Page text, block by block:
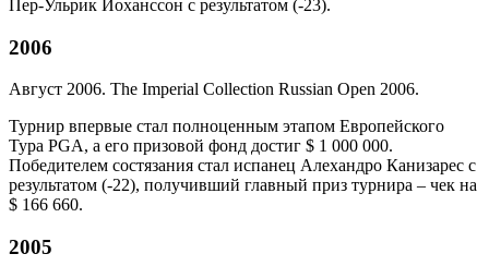
Пер-Ульрик Йоханссон c результатом (-23).
2006
Август 2006. The Imperial Collection Russian Open 2006.
Турнир впервые стал полноценным этапом Европейского
Тура PGA, а его призовой фонд достиг $ 1 000 000.
Победителем состязания стал испанец Алехандро Канизарес с
результатом (-22), получивший главный приз турнира – чек на
$ 166 660.
2005